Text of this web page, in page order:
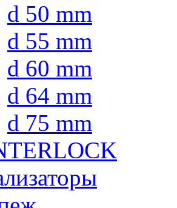
d 50 mm
d 55 mm
d 60 mm
d 64 mm
d 75 mm